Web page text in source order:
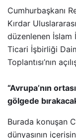
Cumhurbaşkanı
Kırdar
düzenlenen İslam
Ticari İşbirliği
Toplantısı’nın
“Avrupa’nın
gölgede
Burada konuşan
dünyasının